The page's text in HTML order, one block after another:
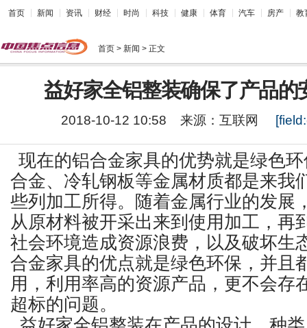
首页 新闻 资讯 财经 时尚 科技 健康 体育 汽车 房产 教
首页 > 新闻 > 正文
益好家全铝整装确保了产品的
2018-10-12 10:58 来源： 互联网
现在的铝合金家具的优势就是绿色
合金、冷轧钢板等金属材质都是来我
些列加工所得。随着金属行业的发展
从原材料被开采出来到使用加工，再
社会环境造成资源浪费，以及破坏生
合金家具的优点就是绿色环保，并且
用，利用率高的资源产品，更不会存
超标的问题。